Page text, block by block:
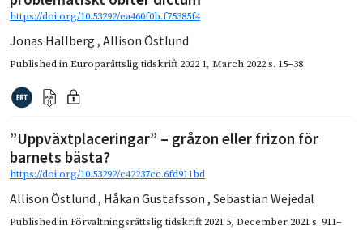
https://doi.org/10.53292/ea460f0b.f75385f4
Jonas Hallberg , Allison Östlund
Published inEuroparättslig tidskrift 2022 1, March 2022s. 15–38
”Uppväxtplaceringar” – gråzon eller frizon för
barnets bästa?
https://doi.org/10.53292/c42237cc.6fd911bd
Allison Östlund , Håkan Gustafsson , Sebastian Wejedal
Published inFörvaltningsrättslig tidskrift 2021 5, December 2021s. 911–